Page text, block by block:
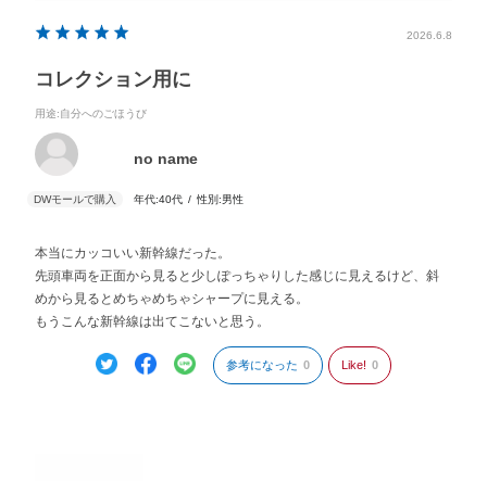
2026.6.8
コレクション用に
用途:自分へのごほうび
no name
年代:40代 性別:男性
本当にカッコいい新幹線だった。
先頭車両を正面から見ると少しぽっちゃりした感じに見えるけど、斜
めから見るとめちゃめちゃシャープに見える。
もうこんな新幹線は出てこないと思う。
参考になった 0 Like! 0